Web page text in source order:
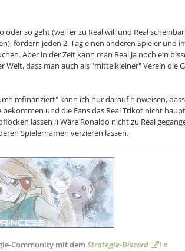
so geht (weil er zu Real will und Real
fordern jeden 2. Tag einen anderen Spieler und
Aber in der Zeit kann man Real ja noch ein
dass man auch als "mittelkleiner" Verein die
refinanziert" kann ich nur darauf hinweisen,
und die Fans das Real Trikot nicht
lassen ;) Wäre Ronaldo nicht zu Real
Spielernamen verzieren lassen.
Community mit demStrategie-Discord ! «